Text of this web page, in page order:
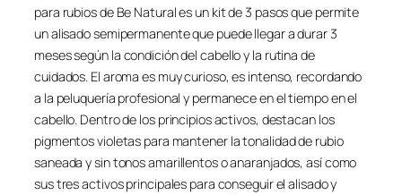
para rubios de Be Natural es un kit de 3 pasos que permite
un alisado semipermanente que puede llegar a durar 3
meses según la condición del cabello y la rutina de
cuidados. El aroma es muy curioso, es intenso, recordando
a la peluquería profesional y permanece en el tiempo en el
cabello. Dentro de los principios activos, destacan los
pigmentos violetas para mantener la tonalidad de rubio
saneada y sin tonos amarillentos o anaranjados, así como
sus tres activos principales para conseguir el alisado y